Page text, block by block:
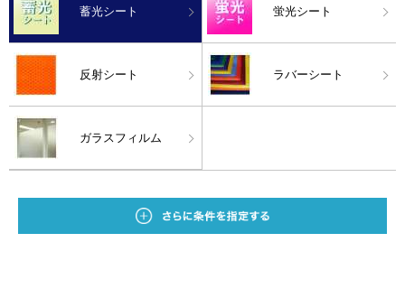
蓄光シート 蛍光シート
反射シート ラバーシート
ガラスフィルム